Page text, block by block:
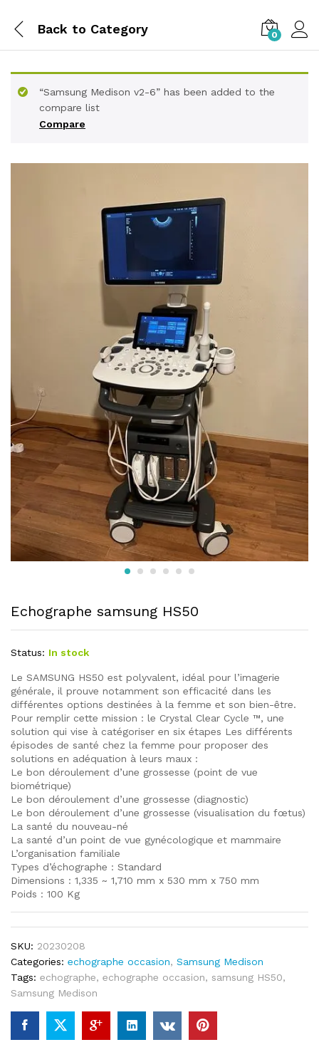
Back to Category 0
Compare
“Samsung Medison v2-6” has been added to the
compare list
Echographe samsung HS50
Status: In stock
Le SAMSUNG HS50 est polyvalent, idéal pour l’imagerie
générale, il prouve notamment son efficacité dans les
différentes options destinées à la femme et son bien-être.
Pour remplir cette mission : le Crystal Clear Cycle ™, une
solution qui vise à catégoriser en six étapes Les différents
épisodes de santé chez la femme pour proposer des
solutions en adéquation à leurs maux :
Le bon déroulement d’une grossesse (point de vue
biométrique)
Le bon déroulement d’une grossesse (diagnostic)
Le bon déroulement d’une grossesse (visualisation du fœtus)
La santé du nouveau-né
La santé d’un point de vue gynécologique et mammaire
L’organisation familiale
Types d’échographe : Standard
Dimensions : 1,335 ~ 1,710 mm x 530 mm x 750 mm
Poids : 100 Kg
SKU: 20230208
Categories: echographe occasion, Samsung Medison
Tags: echographe, echographe occasion, samsung HS50,
Samsung Medison